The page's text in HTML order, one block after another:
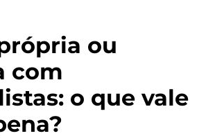
ou
com
o que vale